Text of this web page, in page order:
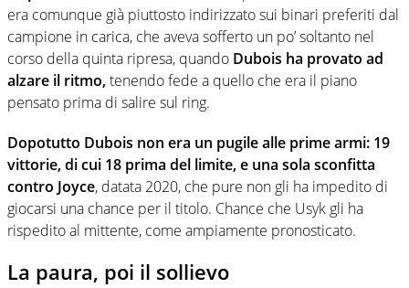
era comunque già piuttosto indirizzato sui binari preferiti dal
campione in carica, che aveva sofferto un po’ soltanto nel
corso della quinta ripresa, quando Dubois ha provato ad
alzare il ritmo,tenendo fede a quello che era il piano
pensato prima di salire sul ring.
Dopotutto Dubois non era un pugile alle prime armi: 19
vittorie, di cui 18 prima del limite, e una sola sconfitta
contro Joyce, datata 2020, che pure non gli ha impedito di
giocarsi una chance per il titolo. Chance che Usyk gli ha
rispedito al mittente, come ampiamente pronosticato.
La paura, poi il sollievo